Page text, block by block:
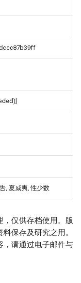
, 夏威夷, 性少数
仅供存档使用。版
保存及研究之用。
，请通过电子邮件与